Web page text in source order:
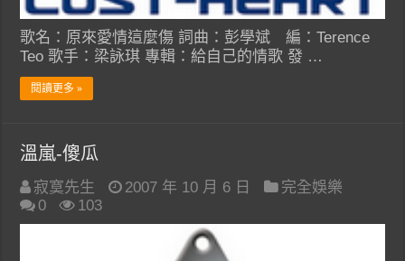
歌名：原來愛情這麼傷 詞曲：彭學斌 編：Terence
Teo 歌手：梁詠琪 專輯：給自己的情歌 發 …
閱讀更多 »
溫嵐-傻瓜
寂寞先生 2007 年 10 月 6 日
完全娛樂
0
103